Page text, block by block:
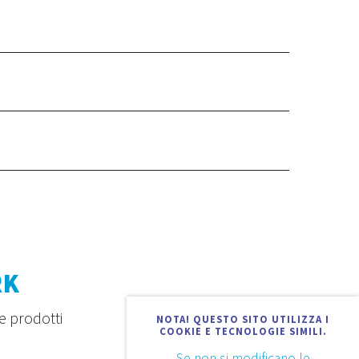
NOTA! QUESTO SITO UTILIZZA I
COOKIE E TECNOLOGIE SIMILI.
prodotti